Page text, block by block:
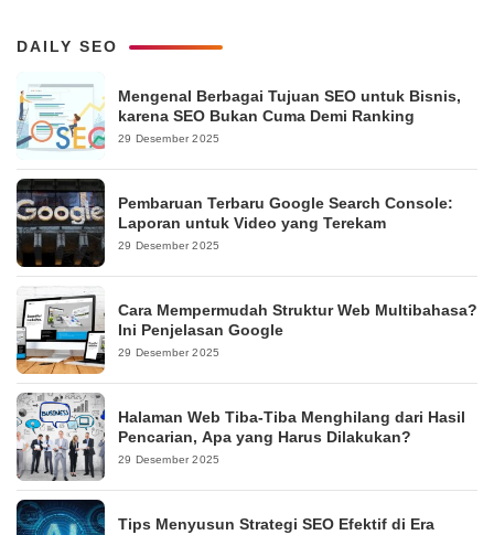
DAILY SEO
Mengenal Berbagai Tujuan SEO untuk Bisnis,
karena SEO Bukan Cuma Demi Ranking
29 Desember 2025
Pembaruan Terbaru Google Search Console:
Laporan untuk Video yang Terekam
29 Desember 2025
Cara Mempermudah Struktur Web Multibahasa?
Ini Penjelasan Google
29 Desember 2025
Halaman Web Tiba-Tiba Menghilang dari Hasil
Pencarian, Apa yang Harus Dilakukan?
29 Desember 2025
Tips Menyusun Strategi SEO Efektif di Era